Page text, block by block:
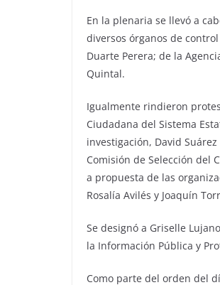
En la plenaria se llevó a
diversos órganos de
Duarte Perera; de la
Quintal.
Igualmente rindieron
Ciudadana del Sistema
investigación, David
Comisión de Selección del
a propuesta de las
Rosalía Avilés y Joaquín
Se designó a Griselle
la Información Pública y
Como parte del orden del